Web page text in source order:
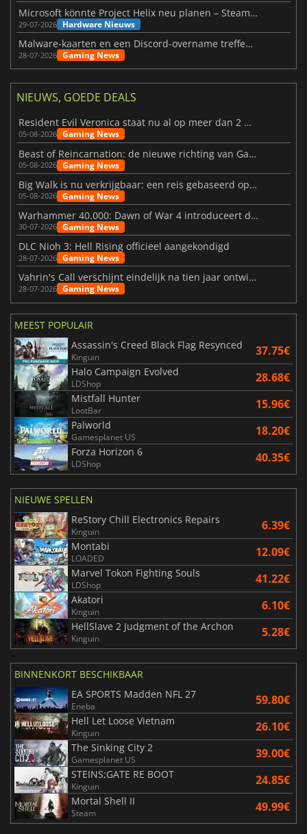
Microsoft könnte Project Helix neu planen – Steam-Support wackelt
29-07-2026 Hardware Nieuws
Malware-kaarten en een Discord-overname treffen Meccha Chameleon
28-07-2026 Gaming News
NIEUWS, GOEDE DEALS
Resident Evil Veronica staat nu al op meer dan 2 miljoen verlanglijstjes
05-08-2026 Gaming News
Beast of Reincarnation: de nieuwe richting van Game Freak
05-08-2026 Gaming News
Big Walk is nu verkrijgbaar: een reis gebaseerd op vriendschap
05-08-2026 Gaming News
Warhammer 40.000: Dawn of War 4 introduceert de Necron-factie
30-07-2026 Gaming News
DLC Nioh 3: Hell Rising officieel aangekondigd
28-07-2026 Gaming News
Vahrin's Call verschijnt eindelijk na tien jaar ontwikkeling
28-07-2026 Gaming News
MEEST POPULAIR
Assassin's Creed Black Flag Resynced
Kinguin 37.75€
Halo Campaign Evolved
LDShop 28.68€
Mistfall Hunter
LootBar 15.96€
Palworld
Gamesplanet US 18.20€
Forza Horizon 6
LDShop 40.35€
NIEUWE SPELLEN
ReStory Chill Electronics Repairs
Kinguin 6.39€
Montabi
LOADED 12.09€
Marvel Tokon Fighting Souls
LDShop 41.22€
Akatori
Kinguin 6.10€
HellSlave 2 Judgment of the Archon
Kinguin 5.28€
BINNENKORT BESCHIKBAAR
EA SPORTS Madden NFL 27
Eneba 59.80€
Hell Let Loose Vietnam
Kinguin 26.10€
The Sinking City 2
Gamesplanet US 39.00€
STEINS;GATE RE BOOT
Kinguin 24.85€
Mortal Shell II
Steam 49.99€